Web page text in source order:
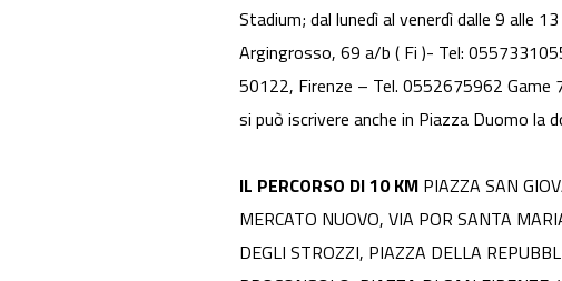
Stadium; dal lunedì al venerdì dalle 9 alle
Argingrosso, 69 a/b ( Fi )- Tel:
50122, Firenze – Tel. 0552675962 Game
si può iscrivere anche in Piazza Duomo la
IL PERCORSO DI 10 KM PIAZZA SAN
MERCATO NUOVO, VIA POR SANTA
DEGLI STROZZI, PIAZZA DELLA